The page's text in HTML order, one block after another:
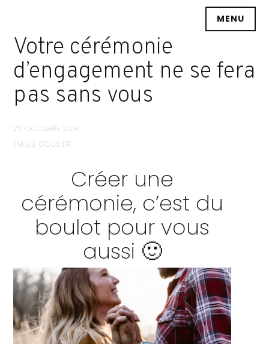
principal
MENU
Votre cérémonie
d’engagement ne se fera
pas sans vous
26 OCTOBRE 2018
EMILIE GOULIER
Créer une
cérémonie, c’est du
boulot pour vous
aussi 🙂